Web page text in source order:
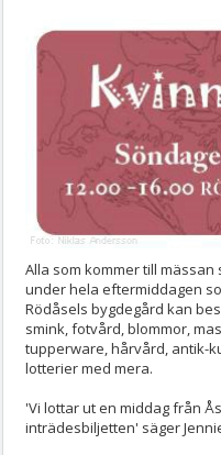
Alla som kommer till
under hela eftermiddagen
Rödåsels bygdegård kan
smink, fotvård, blommor,
tupperware, hårvård, antik-
lotterier med mera.
'Vi lottar ut en middag från
inträdesbiljetten' säger